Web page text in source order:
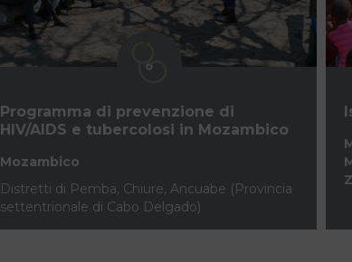
Programma di prevenzione di
HIV/AIDS e tubercolosi in Mozambico
Mozambico
Distretti di Pemba, Chiure, Ancuabe (Provincia
settentrionale di Cabo Delgado)